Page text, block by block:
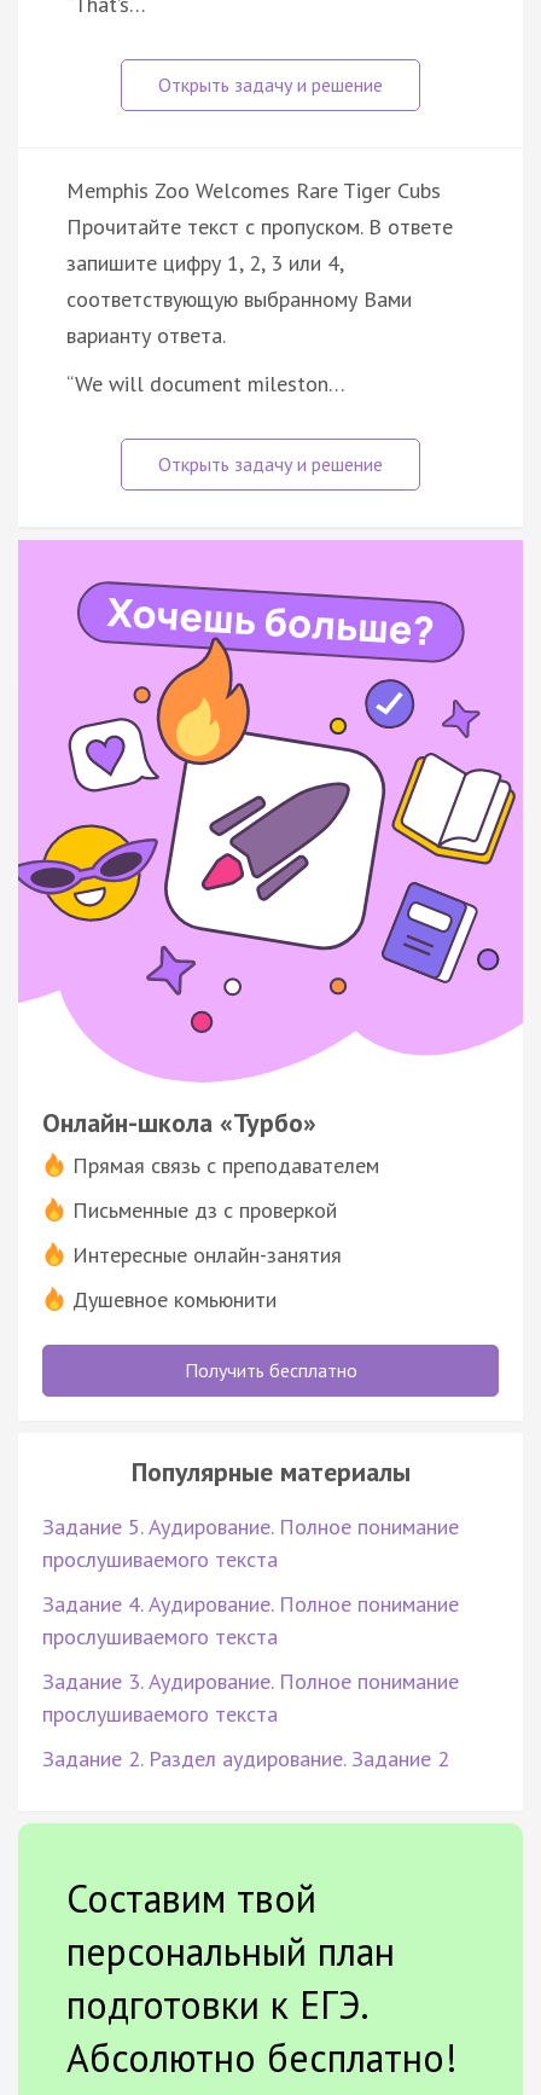
Memphis Zoo Welcomes Rare Tiger Cubs
Прочитайте текст с пропуском. В ответе
запишите цифру 1, 2, 3 или 4,
соответствующую выбранному Вами
варианту ответа.
“We will document mileston…
Онлайн-школа «Турбо»
Прямая связь с преподавателем
Письменные дз с проверкой
Интересные онлайн-занятия
Душевное комьюнити
Получить бесплатно
Популярные материалы
Задание 5. Аудирование. Полное понимание
прослушиваемого текста
Задание 4. Аудирование. Полное понимание
прослушиваемого текста
Задание 3. Аудирование. Полное понимание
прослушиваемого текста
Задание 2. Раздел аудирование. Задание 2
Составим твой
персональный план
подготовки к ЕГЭ.
Абсолютно бесплатно!